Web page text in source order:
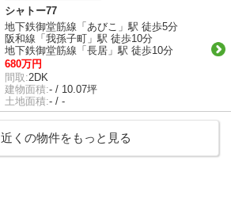
シャトー77
地下鉄御堂筋線「あびこ」駅 徒歩5分
阪和線「我孫子町」駅 徒歩10分
地下鉄御堂筋線「長居」駅 徒歩10分
680万円
間取:2DK
建物面積:- / 10.07坪
土地面積:- / -
近くの物件をもっと見る